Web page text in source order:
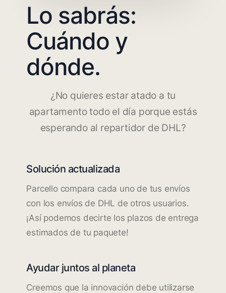
Lo sabrás:
Cuándo y
dónde.
¿No quieres estar atado a tu
apartamento todo el día porque estás
esperando al repartidor de DHL?
Solución actualizada
Parcello compara cada uno de tus envíos
con los envíos de DHL de otros usuarios.
¡Así podemos decirte los plazos de entrega
estimados de tu paquete!
Ayudar juntos al planeta
Creemos que la innovación debe utilizarse